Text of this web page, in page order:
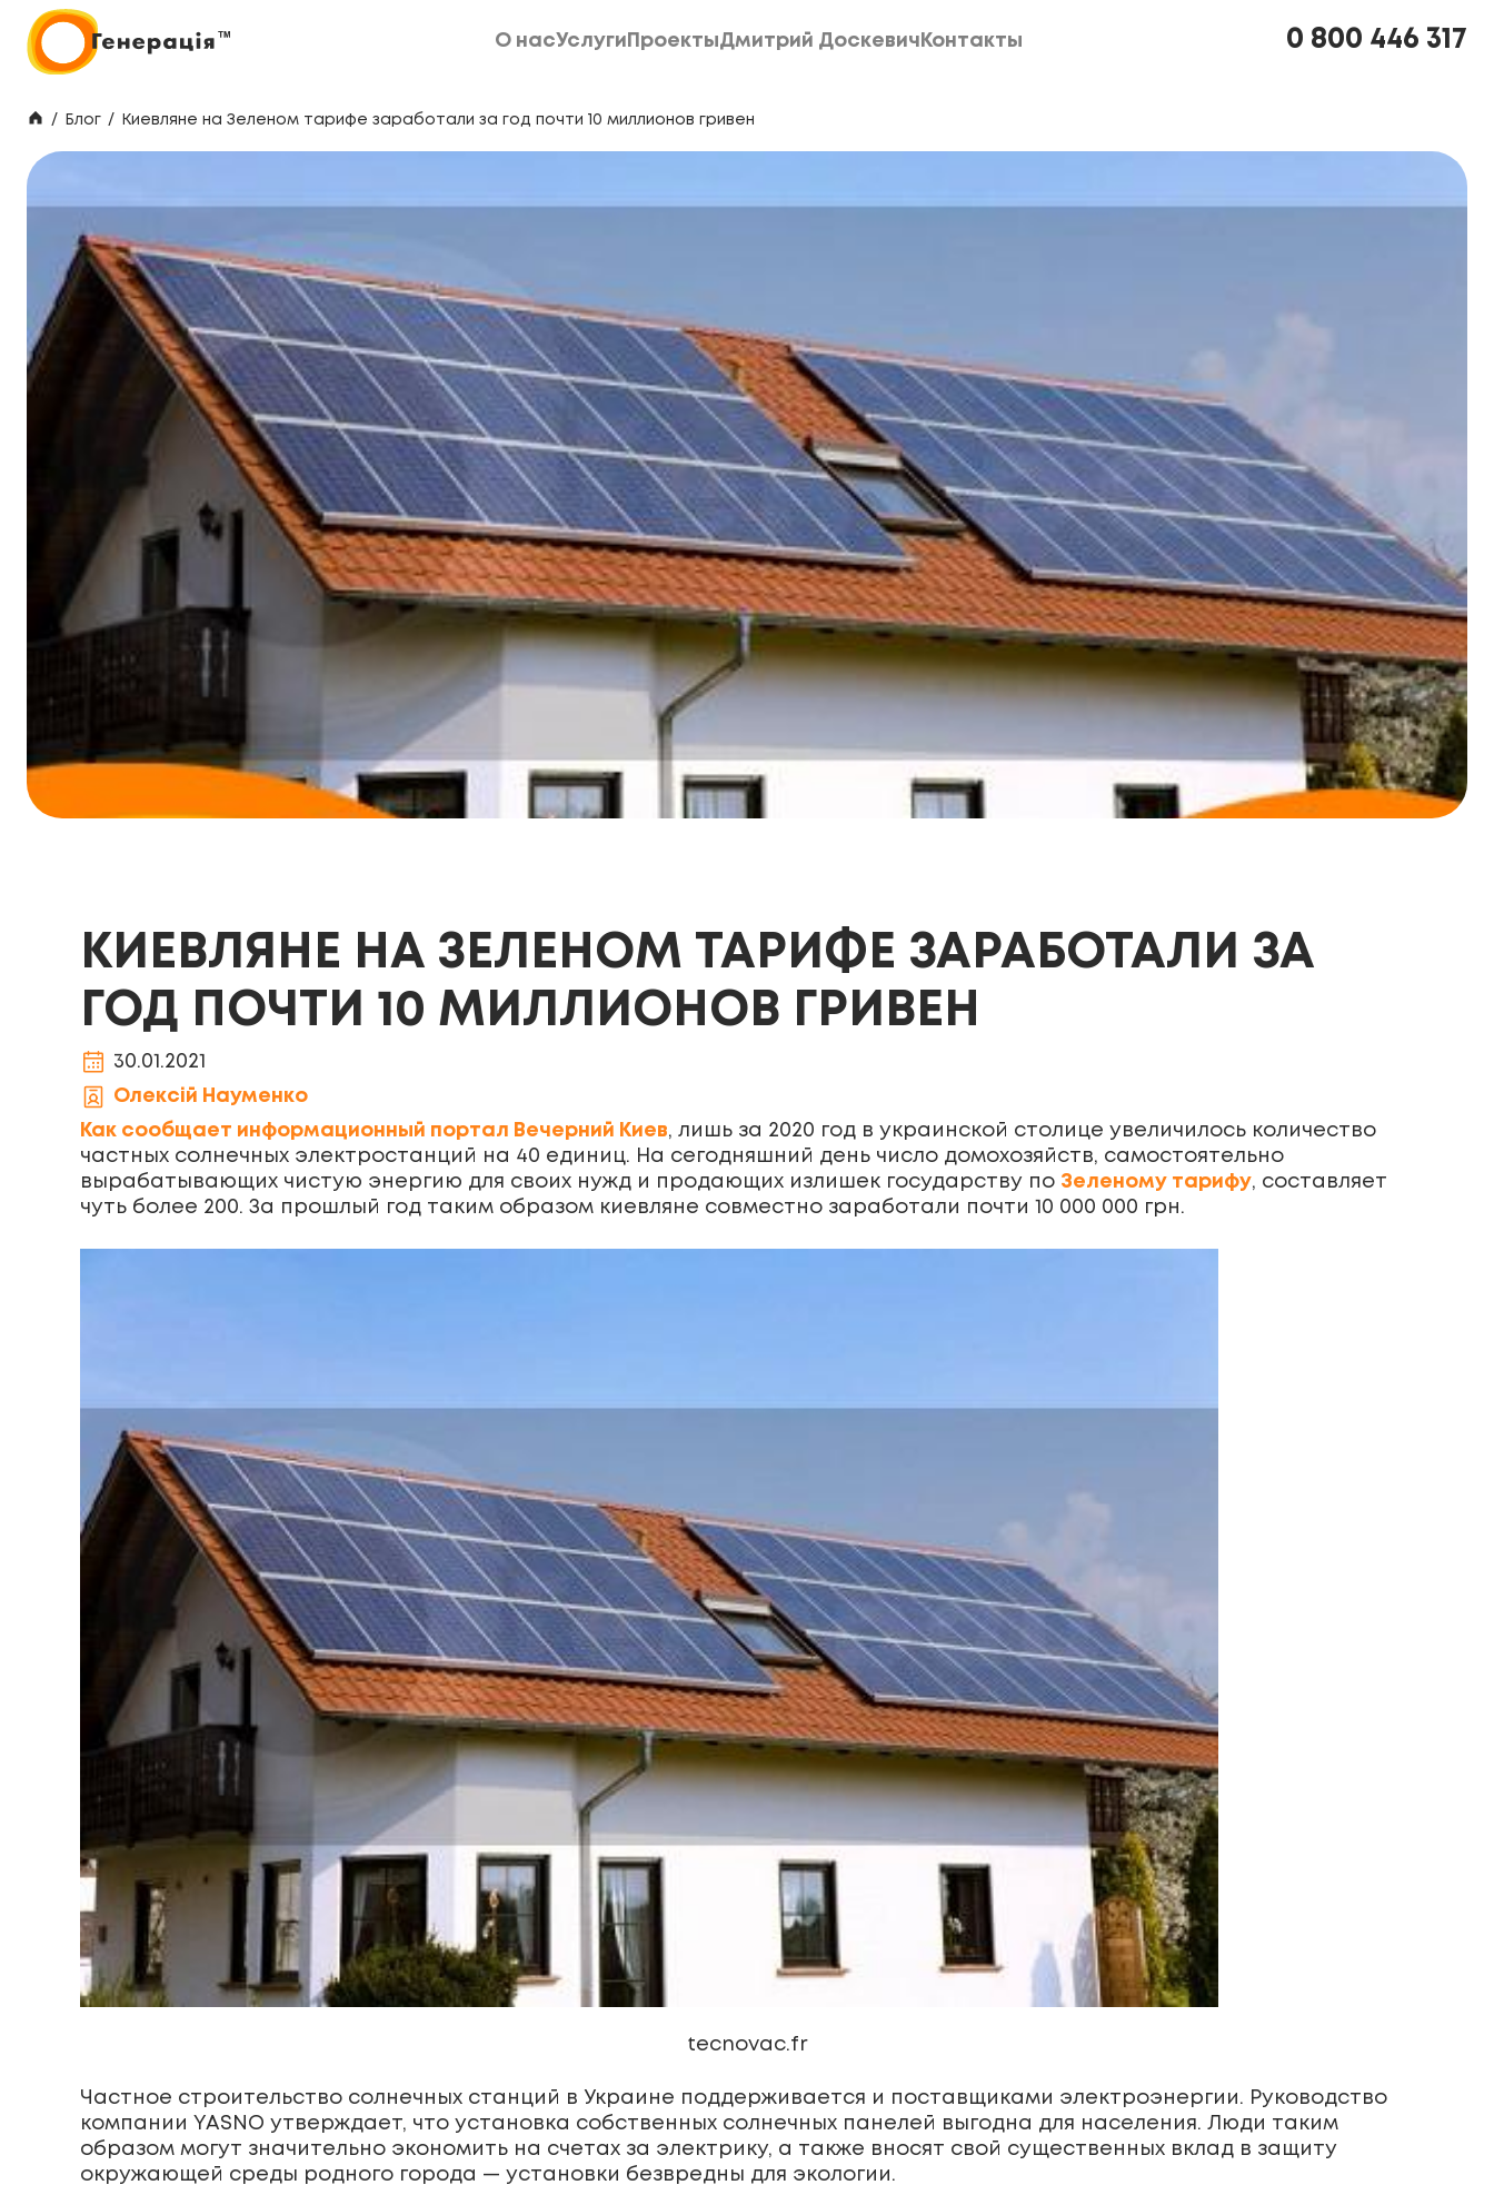
О насУслуги ПроектыДмитрий Доскевич Контакты
0 800 446 317
/ Блог / Киевляне на Зеленом тарифе заработали за год почти 10 миллионов гривен
КИЕВЛЯНЕ НА ЗЕЛЕНОМ ТАРИФЕ ЗАРАБОТАЛИ ЗА
ГОД ПОЧТИ 10 МИЛЛИОНОВ ГРИВЕН
30.01.2021
Олексій Науменко
Как сообщает информационный портал Вечерний Киев, лишь за 2020 год в украинской столице увеличилось количество
частных солнечных электростанций на 40 единиц. На сегодняшний день число домохозяйств, самостоятельно
вырабатывающих чистую энергию для своих нужд и продающих излишек государству по Зеленому тарифу, составляет
чуть более 200. За прошлый год таким образом киевляне совместно заработали почти 10 000 000 грн.
tecnovac.fr
Частное строительство солнечных станций в Украине поддерживается и поставщиками электроэнергии. Руководство
компании YASNO утверждает, что установка собственных солнечных панелей выгодна для населения. Люди таким
образом могут значительно экономить на счетах за электрику, а также вносят свой существенных вклад в защиту
окружающей среды родного города — установки безвредны для экологии.